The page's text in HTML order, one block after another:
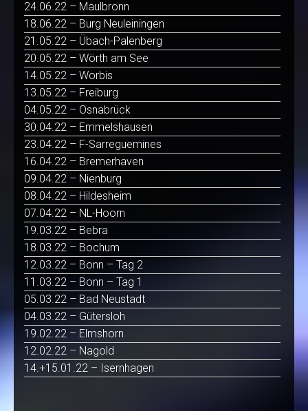
24.06.22 – Maulbronn
18.06.22 – Burg Neuleiningen
21.05.22 – Übach-Palenberg
20.05.22 – Wörth am See
14.05.22 – Worbis
13.05.22 – Freiburg
04.05.22 – Osnabrück
30.04.22 – Emmelshausen
23.04.22 – F-Sarreguemines
16.04.22 – Bremerhaven
09.04.22 – Nienburg
08.04.22 – Hildesheim
07.04.22 – NL-Hoorn
19.03.22 – Bebra
18.03.22 – Bochum
12.03.22 – Bonn – Tag 2
11.03.22 – Bonn – Tag 1
05.03.22 – Bad Neustadt
04.03.22 – Gütersloh
19.02.22 – Elmshorn
12.02.22 – Nagold
14.+15.01.22 – Isernhagen